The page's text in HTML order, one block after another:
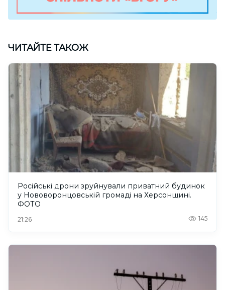
ЧИТАЙТЕ ТАКОЖ
Російські дрони зруйнували приватний будинок
у Нововоронцовській громаді на Херсонщині.
ФОТО
21:26 145